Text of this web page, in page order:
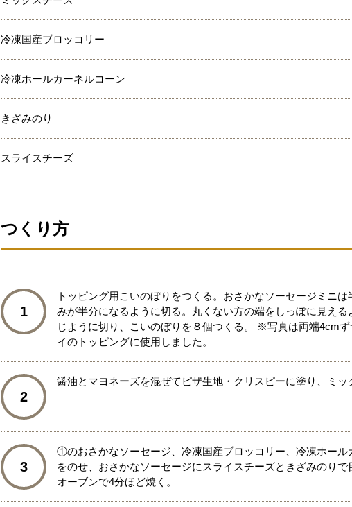
冷凍国産ブロッコリー
冷凍ホールカーネルコーン
きざみのり
スライスチーズ
つくり方
1
トッピング用こいのぼりをつくる。おさかなソーセージミニ
みが半分になるように切る。丸くない方の端をしっぽに見え
じように切り、こいのぼりを８個つくる。 ※写真は両端4cm
イのトッピングに使用しました。
2
醤油とマヨネーズを混ぜてピザ生地・クリスピーに塗り、ミッ
3
①のおさかなソーセージ、冷凍国産ブロッコリー、冷凍ホール
をのせ、おさかなソーセージにスライスチーズときざみのり
オーブンで4分ほど焼く。